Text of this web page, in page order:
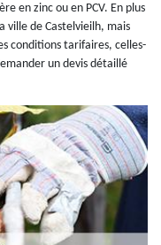
en zinc ou en PCV. En plus
ville de Castelvieilh, mais
conditions tarifaires, celles-
un devis détaillé